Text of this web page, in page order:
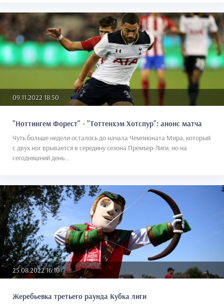
09.11.2022 18:50
"Ноттингем Форест" - "Тоттенхэм Хотспур": анонс матча
Чуть больше недели осталось до начала Чемпионата Мира, который
с двух ног врывается в середину сезона Премьер-Лиги, но на
сегодняшний день...
25.08.2022 16:10
Жеребьевка третьего раунда Кубка лиги